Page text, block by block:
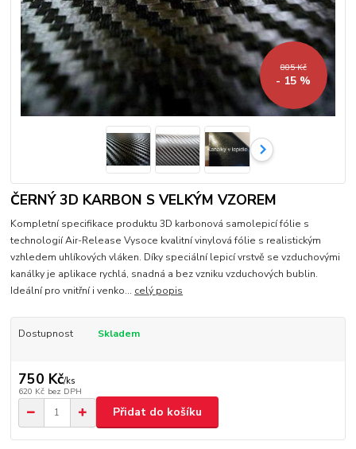
885 Kč
- 15 %
ČERNÝ 3D KARBON S VELKÝM VZOREM
Kompletní specifikace produktu 3D karbonová samolepicí fólie s
technologií Air-Release Vysoce kvalitní vinylová fólie s realistickým
vzhledem uhlíkových vláken. Díky speciální lepicí vrstvě se vzduchovými
kanálky je aplikace rychlá, snadná a bez vzniku vzduchových bublin.
Ideální pro vnitřní i venko... celý popis
Dostupnost Skladem
750 Kč/ks
620 Kč bez DPH
Přidat do košíku